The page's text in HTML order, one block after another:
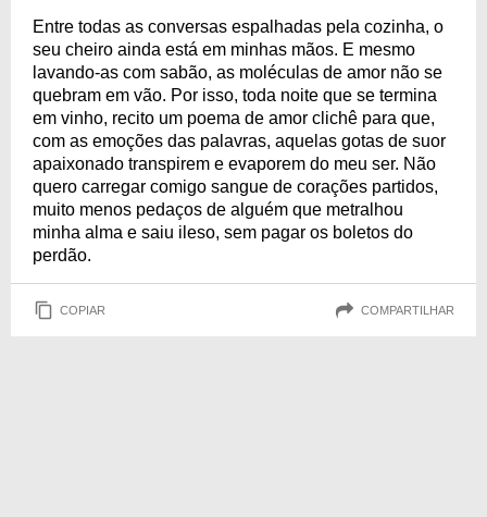
Entre todas as conversas espalhadas pela cozinha, o
seu cheiro ainda está em minhas mãos. E mesmo
lavando-as com sabão, as moléculas de amor não se
quebram em vão. Por isso, toda noite que se termina
em vinho, recito um poema de amor clichê para que,
com as emoções das palavras, aquelas gotas de suor
apaixonado transpirem e evaporem do meu ser. Não
quero carregar comigo sangue de corações partidos,
muito menos pedaços de alguém que metralhou
minha alma e saiu ileso, sem pagar os boletos do
perdão.
COPIAR COMPARTILHAR